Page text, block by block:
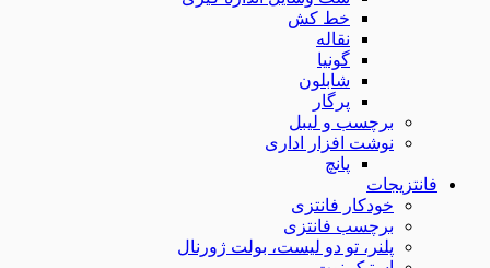
خط کش
نقاله
گونیا
شابلون
پرگار
برچسب و لیبل
نوشت افزار اداری
پانچ
فانتزیجات
خودکار فانتزی
برچسب فانتزی
پلنر، تو دو لیست، بولت ژورنال